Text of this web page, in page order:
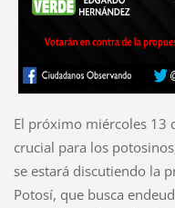
El próximo miércoles 13
crucial para los
se estará discutiendo la
Potosí, que busca